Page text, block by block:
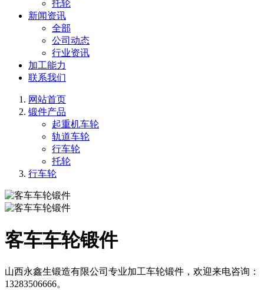
托轮
新闻资讯
全部
公司动态
行业资讯
加工能力
联系我们
网站首页
锻件产品
起重机车轮
轨道车轮
行车轮
托轮
行车轮
客车车轮锻件
山西永鑫生锻造有限公司专业加工车轮锻件，欢迎来电咨询：
13283506666。